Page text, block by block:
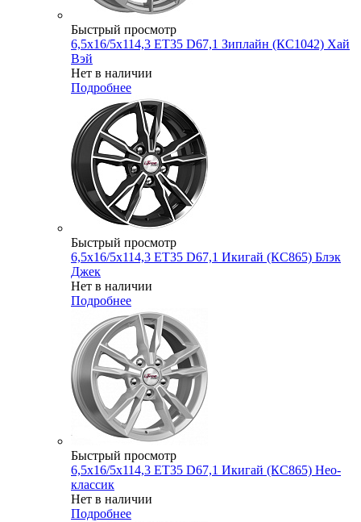
Быстрый просмотр
6,5x16/5x114,3 ET35 D67,1 Зиплайн (КС1042) Хай
Вэй
Нет в наличии
Подробнее
Быстрый просмотр
6,5x16/5x114,3 ET35 D67,1 Икигай (КС865) Блэк
Джек
Нет в наличии
Подробнее
Быстрый просмотр
6,5x16/5x114,3 ET35 D67,1 Икигай (КС865) Нео-
классик
Нет в наличии
Подробнее